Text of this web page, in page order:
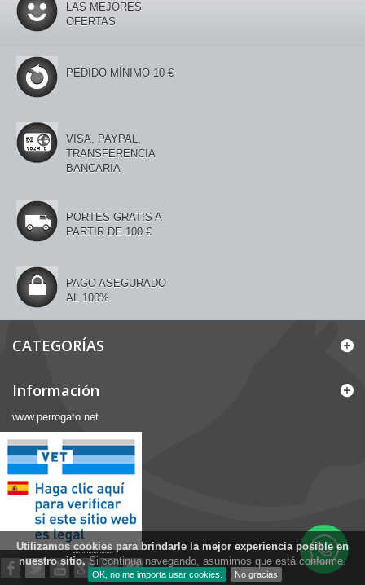
Utilizamos cookies para brindarle la mejor experiencia posible en
nuestro sitio. Si continua navegando, asumimos que está conforme.
OK, no me importa usar cookies. No gracias
LAS MEJORES
OFERTAS
PEDIDO MÍNIMO 10 €
VISA, PAYPAL,
TRANSFERENCIA
BANCARIA
PORTES GRATIS A
PARTIR DE 100 €
PAGO ASEGURADO
AL 100%
CATEGORÍAS
Información
www.perrogato.net